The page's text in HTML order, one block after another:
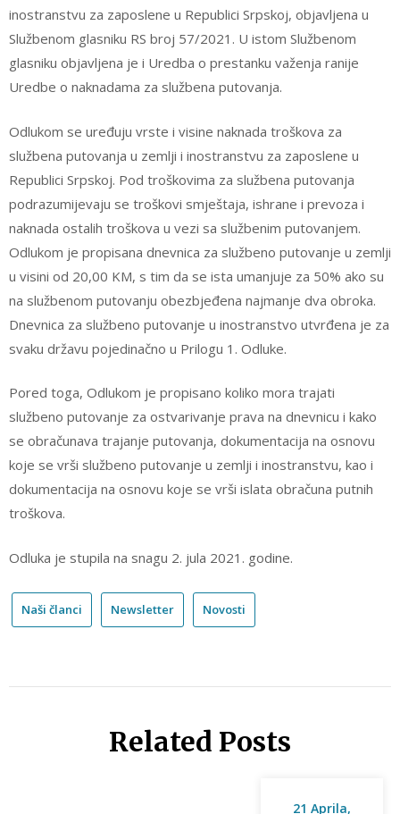
inostranstvu za zaposlene u Republici Srpskoj, objavljena u
Službenom glasniku RS broj 57/2021. U istom Službenom
glasniku objavljena je i Uredba o prestanku važenja ranije
Uredbe o naknadama za službena putovanja.
Odlukom se uređuju vrste i visine naknada troškova za
službena putovanja u zemlji i inostranstvu za zaposlene u
Republici Srpskoj. Pod troškovima za službena putovanja
podrazumijevaju se troškovi smještaja, ishrane i prevoza i
naknada ostalih troškova u vezi sa službenim putovanjem.
Odlukom je propisana dnevnica za službeno putovanje u zemlji
u visini od 20,00 KM, s tim da se ista umanjuje za 50% ako su
na službenom putovanju obezbjeđena najmanje dva obroka.
Dnevnica za službeno putovanje u inostranstvo utvrđena je za
svaku državu pojedinačno u Prilogu 1. Odluke.
Pored toga, Odlukom je propisano koliko mora trajati
službeno putovanje za ostvarivanje prava na dnevnicu i kako
se obračunava trajanje putovanja, dokumentacija na osnovu
koje se vrši službeno putovanje u zemlji i inostranstvu, kao i
dokumentacija na osnovu koje se vrši islata obračuna putnih
troškova.
Odluka je stupila na snagu 2. jula 2021. godine.
Naši članci Newsletter Novosti
Related Posts
21 Aprila,